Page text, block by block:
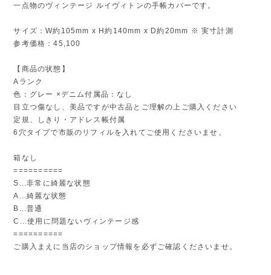
一点物のヴィンテージ ルイヴィトンの手帳カバーです。
サイズ：W約105mm x H約140mm x D約20mm ※ 実寸計測
参考価格：45,100
【商品の状態】
Aランク
色：グレー ×デニム付属品：なし
目立つ傷なし、美品ですが中古品とご理解の上ご購入ください
定規、しきり・アドレス帳付属
6穴タイプで市販のリフィルを入れてご使用くださいませ。
箱なし
==========
S...非常に綺麗な状態
A...綺麗な状態
B...普通
C...使用に問題ないヴィンテージ感
==========
ご購入まえに当店のショップ情報を必ずご確認くださいませ。